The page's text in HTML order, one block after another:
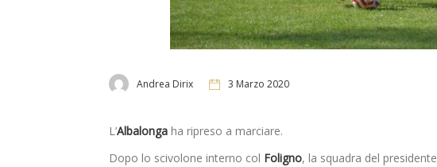
Andrea Dirix 3 Marzo 2020
L’Albalonga ha ripreso a marciare.
Dopo lo scivolone interno col Foligno, la squadra del presidente